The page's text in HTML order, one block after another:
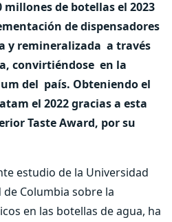
de botellas el 2023
de dispensadores
y remineralizada a través
convirtiéndose en la
del país. Obteniendo el
el 2022 gracias a esta
Taste Award, por su
estudio de la Universidad
Columbia sobre la
en las botellas de agua, ha